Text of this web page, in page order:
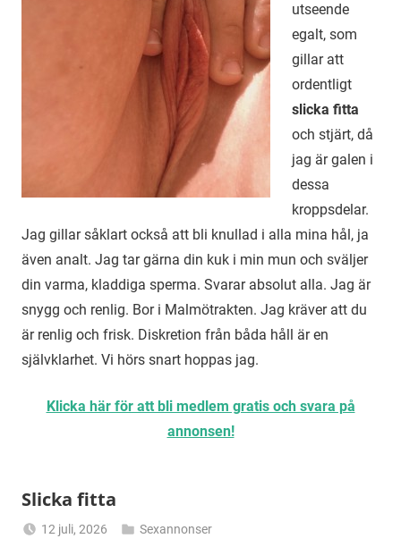
utseende
egalt, som
gillar att
ordentligt
slicka fitta
och stjärt, då
jag är galen i
dessa
kroppsdelar.
Jag gillar såklart också att bli knullad i alla mina hål, ja
även analt. Jag tar gärna din kuk i min mun och sväljer
din varma, kladdiga sperma. Svarar absolut alla. Jag är
snygg och renlig. Bor i Malmötrakten. Jag kräver att du
är renlig och frisk. Diskretion från båda håll är en
självklarhet. Vi hörs snart hoppas jag.
Klicka här för att bli medlem gratis och svara på
annonsen!
Slicka fitta
12 juli, 2026
Sexannonser